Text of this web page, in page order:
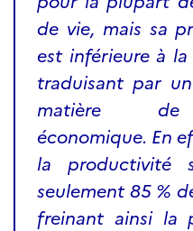
de vie, mais sa
est inférieure à
traduisant par
matière de
économique. En
la productivité
seulement 85 %
freinant ainsi la